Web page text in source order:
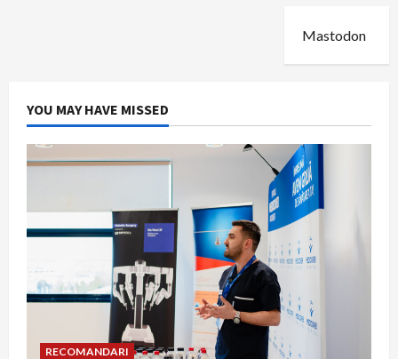
Mastodon
YOU MAY HAVE MISSED
RECOMANDARI